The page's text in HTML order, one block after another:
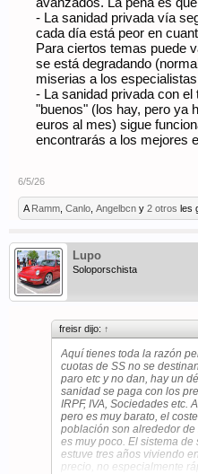
- La sanidad privada vía
cada día está peor en
Para ciertos temas puede
se está degradando
miserias a los
- La sanidad privada con
"buenos" (los hay, pero ya
euros al mes) sigue
encontrarás a los mejores
6/5/26
A Ramm Canlo Angelbcn y 2 otros les
Lupo
Soloporschista
freisr dijo: ↑
Aquí tienes toda la razón
cuotas de SS no se
paro etc y no dan, hay un
sanidad se paga con los
IRPF, IVA, Sociedades etc.
pero es muy barato, el
población son alrededor
es muy poco. El sistema
estuve tres años viviendo
precio, no especialmente